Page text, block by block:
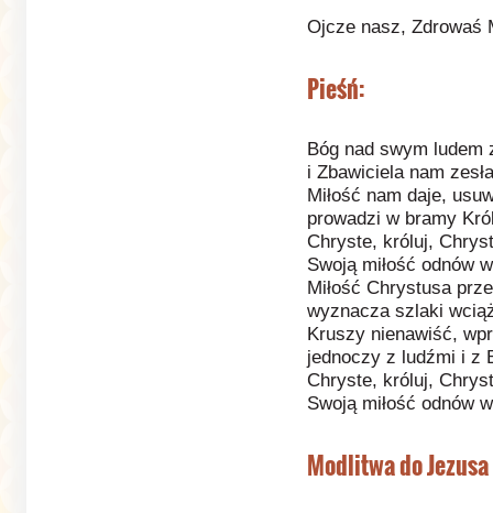
Ojcze nasz, Zdrowaś
Pieśń:
Bóg nad swym ludem
i Zbawiciela nam
Miłość nam daje,
prowadzi w bramy
Chryste, króluj,
Swoją miłość odnów
Miłość Chrystusa
wyznacza szlaki
Kruszy nienawiść,
jednoczy z ludźmi i z
Chryste, króluj,
Swoją miłość odnów
Modlitwa do